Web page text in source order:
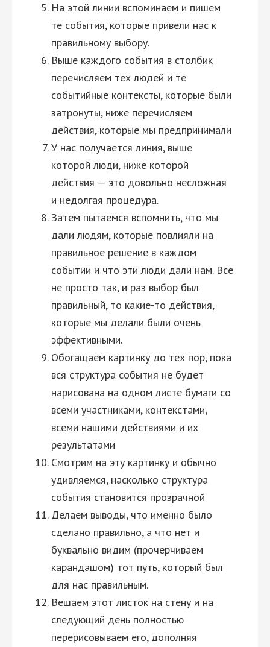
На этой линии вспоминаем и пишем
те события, которые привели нас к
правильному выбору.
Выше каждого события в столбик
перечисляем тех людей и те
событийные контексты, которые были
затронуты, ниже перечисляем
действия, которые мы предпринимали
У нас получается линия, выше
которой люди, ниже которой
действия — это довольно несложная
и недолгая процедура.
Затем пытаемся вспомнить, что мы
дали людям, которые повлияли на
правильное решение в каждом
событии и что эти люди дали нам. Все
не просто так, и раз выбор был
правильный, то какие-то действия,
которые мы делали были очень
эффективными.
Обогащаем картинку до тех пор, пока
вся структура события не будет
нарисована на одном листе бумаги со
всеми участниками, контекстами,
всеми нашими действиями и их
результатами
Смотрим на эту картинку и обычно
удивляемся, насколько структура
события становится прозрачной
Делаем выводы, что именно было
сделано правильно, а что нет и
буквально видим (прочерчиваем
карандашом) тот путь, который был
для нас правильным.
Вешаем этот листок на стену и на
следующий день полностью
перерисовываем его, дополняя